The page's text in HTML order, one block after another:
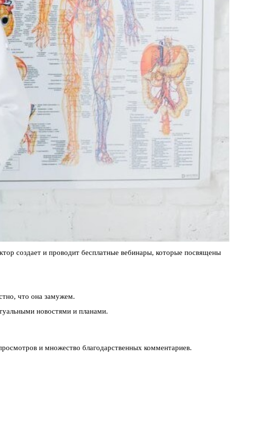
создает и проводит бесплатные вебинары, которые посвящены
что она замужем.
новостями и планами.
и множество благодарственных комментариев.